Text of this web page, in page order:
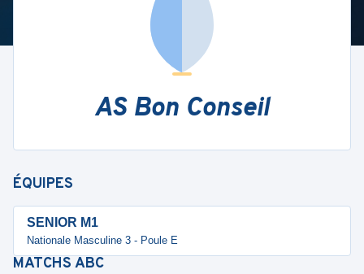
AS Bon Conseil
ÉQUIPES
SENIOR M1
Nationale Masculine 3 - Poule E
MATCHS ABC